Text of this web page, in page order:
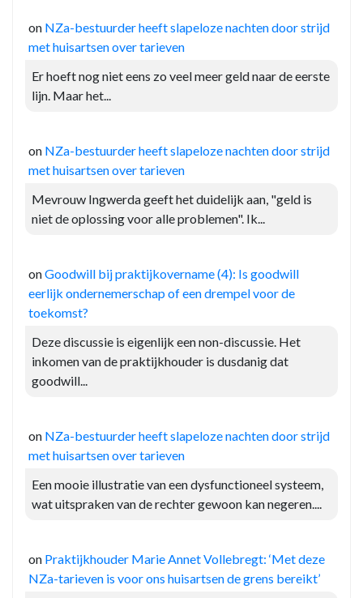
on NZa-bestuurder heeft slapeloze nachten door strijd
met huisartsen over tarieven
Er hoeft nog niet eens zo veel meer geld naar de eerste
lijn. Maar het...
on NZa-bestuurder heeft slapeloze nachten door strijd
met huisartsen over tarieven
Mevrouw Ingwerda geeft het duidelijk aan, "geld is
niet de oplossing voor alle problemen". Ik...
onGoodwill bij praktijkovername (4): Is goodwill
eerlijk ondernemerschap of een drempel voor de
toekomst?
Deze discussie is eigenlijk een non-discussie. Het
inkomen van de praktijkhouder is dusdanig dat
goodwill...
on NZa-bestuurder heeft slapeloze nachten door strijd
met huisartsen over tarieven
Een mooie illustratie van een dysfunctioneel systeem,
wat uitspraken van de rechter gewoon kan negeren....
on Praktijkhouder Marie Annet Vollebregt: ‘Met deze
NZa-tarieven is voor ons huisartsen de grens bereikt’